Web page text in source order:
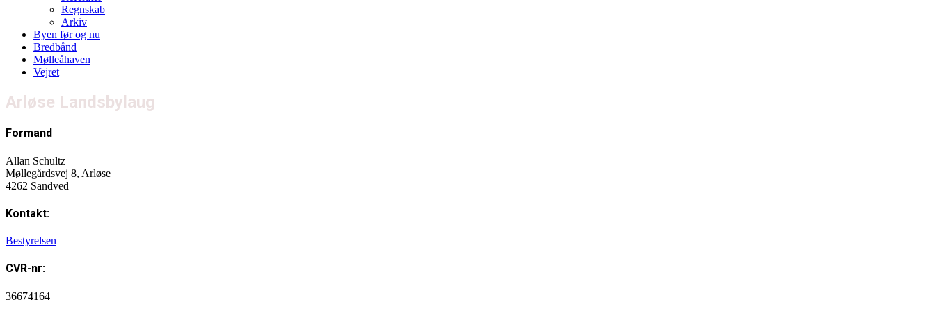
Regnskab
Arkiv
Byen før og nu
Bredbånd
Mølleåhaven
Vejret
Arløse Landsbylaug
Formand
Allan Schultz
Møllegårdsvej 8, Arløse
4262 Sandved
Kontakt:
Bestyrelsen
CVR-nr:
36674164